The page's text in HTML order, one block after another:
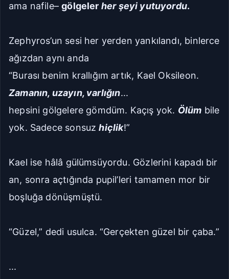
ama nafile–gölgeler her şeyi yutuyordu.
Zephyros’un sesi her yerden yankılandı, binlerce
ağızdan aynı anda
“Burası benim krallığım artık, Kael Oksileon.
Zamanın, uzayın, varlığın...
hepsini gölgelere gömdüm. Kaçış yok. Ölüm bile
yok. Sadece sonsuzhiçlik!”
Kael ise hâlâ gülümsüyordu. Gözlerini kapadı bir
an, sonra açtığında pupil’leri tamamen mor bir
boşluğa dönüşmüştü.
“Güzel,” dedi usulca. “Gerçekten güzel bir çaba.”
...